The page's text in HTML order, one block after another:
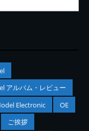
アルバム・レビュー
Electronic
OE
ご挨拶